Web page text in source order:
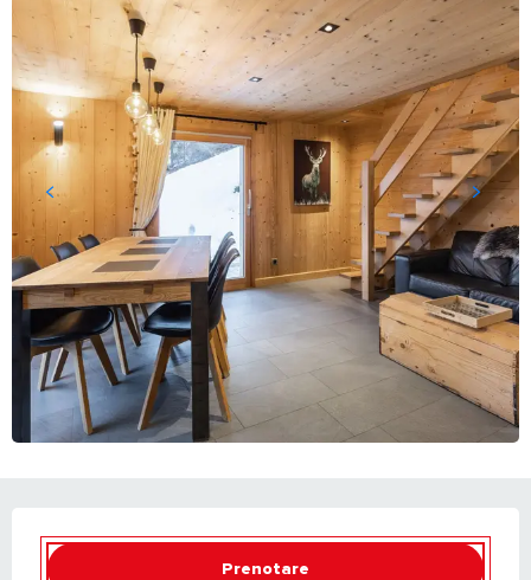
Prenotare